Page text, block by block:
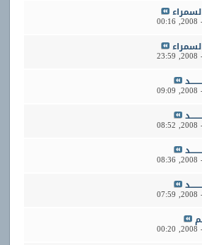
00:16
23:59
09:09
08:52
08:36
07:59
00:20